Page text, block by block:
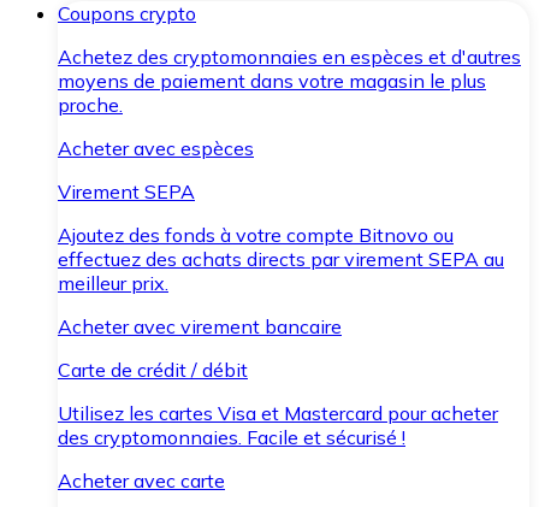
Coupons crypto
Achetez des cryptomonnaies en espèces et d'autres
moyens de paiement dans votre magasin le plus
proche.
Acheter avec espèces
Virement SEPA
Ajoutez des fonds à votre compte Bitnovo ou
effectuez des achats directs par virement SEPA au
meilleur prix.
Acheter avec virement bancaire
Carte de crédit / débit
Utilisez les cartes Visa et Mastercard pour acheter
des cryptomonnaies. Facile et sécurisé !
Acheter avec carte